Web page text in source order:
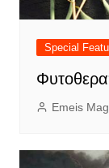
Special
Emeis